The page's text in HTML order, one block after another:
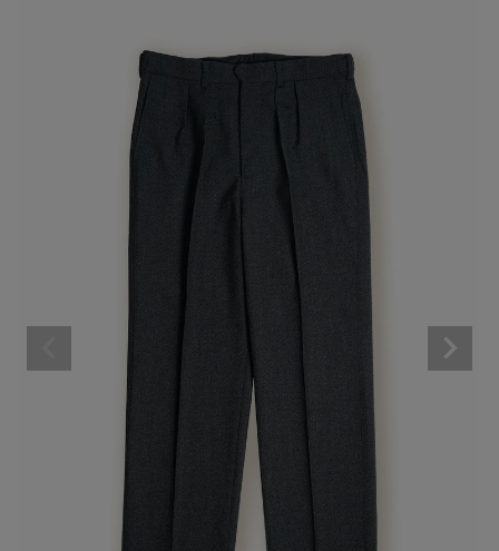
THORNPROO
F TROUSERS
NEW ARRIVAL
CONTENTS
INFORMATION